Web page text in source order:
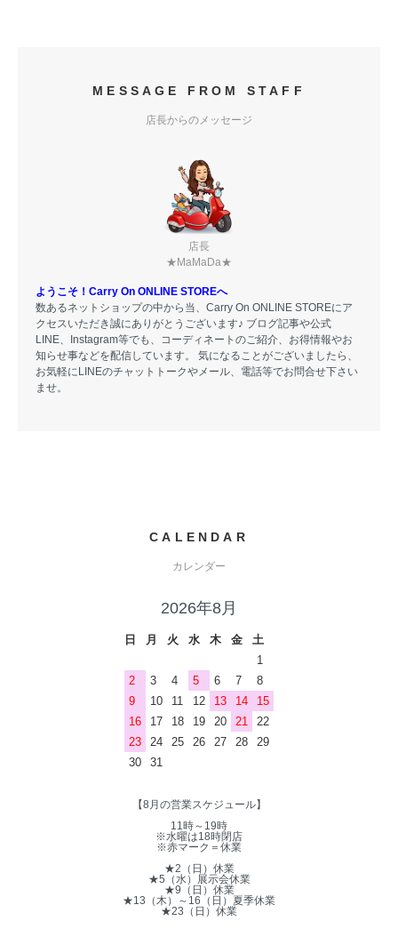
MESSAGE FROM STAFF
店長からのメッセージ
店長
★MaMaDa★
ようこそ！Carry On ONLINE STOREへ
数あるネットショップの中から当、Carry On ONLINE STOREにア
クセスいただき誠にありがとうございます♪ ブログ記事や公式
LINE、Instagram等でも、コーディネートのご紹介、お得情報やお
知らせ事などを配信しています。 気になることがございましたら、
お気軽にLINEのチャットトークやメール、電話等でお問合せ下さい
ませ。
CALENDAR
カレンダー
2026年8月
日 月 火 水 木 金
土
1
2
3 4 5 6 7
8
9
10 11 12 13 14
15
16
17 18 19 20 21
22
23
24 25 26 27 28
29
30
31
【8月の営業スケジュール】
11時～19時
※水曜は18時閉店
※赤マーク＝休業
★2（日）休業
★5（水）展示会休業
★9（日）休業
★13（木）～16（日）夏季休業
★23（日）休業